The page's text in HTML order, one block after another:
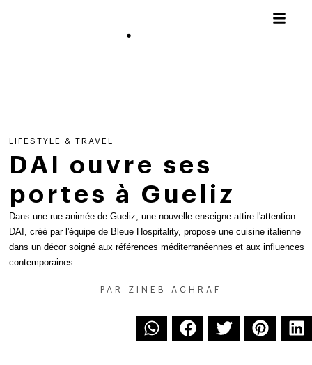
LIFESTYLE & TRAVEL
DAI ouvre ses
portes à Gueliz
Dans une rue animée de Gueliz, une nouvelle enseigne attire l'attention.
DAI, créé par l'équipe de Bleue Hospitality, propose une cuisine italienne
dans un décor soigné aux références méditerranéennes et aux influences
contemporaines.
PAR ZINEB ACHRAF